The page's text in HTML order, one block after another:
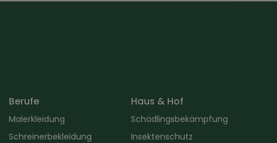
Berufe
Malerkleidung
Schreinerbekleidung
Haus & Hof
Schädlingsbekämpfung
Insektenschutz